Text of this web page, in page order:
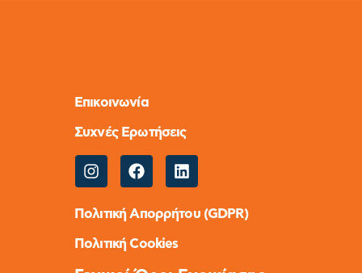
Επικοινωνία
Συχνές Ερωτήσεις
Πολιτική Απορρήτου (GDPR)
Πολιτική Cookies